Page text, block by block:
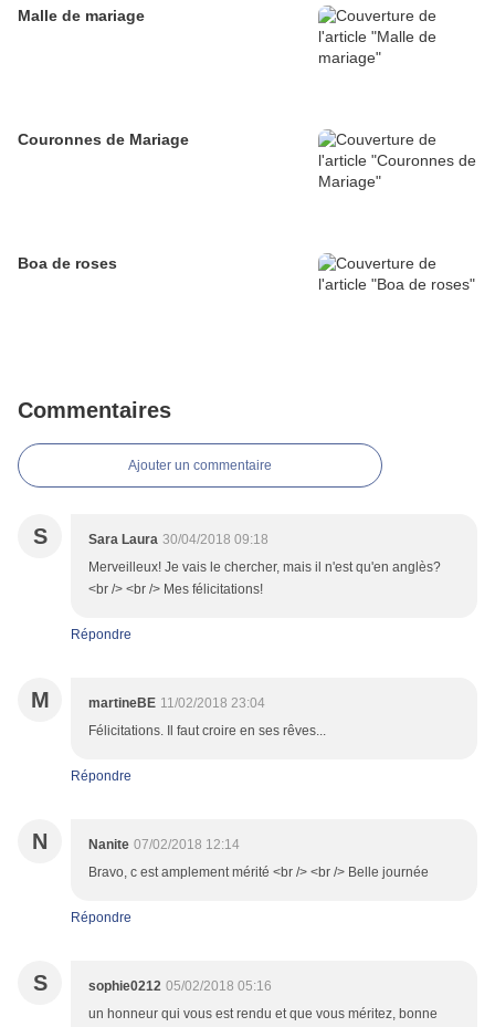
Malle de mariage
Couronnes de Mariage
Boa de roses
Commentaires
Ajouter un commentaire
S Sara Laura 30/04/2018 09:18
Merveilleux! Je vais le chercher, mais il n'est qu'en anglès?
<br /> <br /> Mes félicitations!
Répondre
M martineBE 11/02/2018 23:04
Félicitations. Il faut croire en ses rêves...
Répondre
N Nanite 07/02/2018 12:14
Bravo, c est amplement mérité <br /> <br /> Belle journée
Répondre
S sophie0212 05/02/2018 05:16
un honneur qui vous est rendu et que vous méritez, bonne